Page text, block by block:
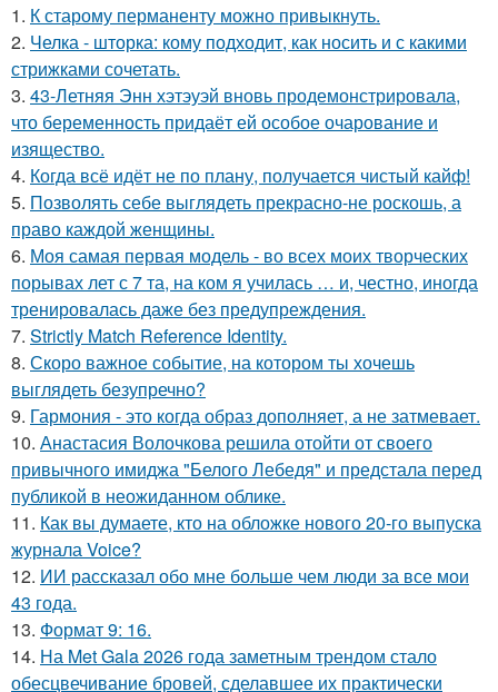
1. К старому перманенту можно привыкнуть.
2. Челка - шторка: кому подходит, как носить и с какими
стрижками сочетать.
3. 43-Летняя Энн хэтэуэй вновь продемонстрировала,
что беременность придаёт ей особое очарование и
изящество.
4. Когда всё идёт не по плану, получается чистый кайф!
5. Позволять себе выглядеть прекрасно-не роскошь, а
право каждой женщины.
6. Моя самая первая модель - во всех моих творческих
порывах лет с 7 та, на ком я училась … и, честно, иногда
тренировалась даже без предупреждения.
7. Strictly Match Reference Identity.
8. Скоро важное событие, на котором ты хочешь
выглядеть безупречно?
9. Гармония - это когда образ дополняет, а не затмевает.
10. Анастасия Волочкова решила отойти от своего
привычного имиджа "Белого Лебедя" и предстала перед
публикой в неожиданном облике.
11. Как вы думаете, кто на обложке нового 20-го выпуска
журнала Voice?
12. ИИ рассказал обо мне больше чем люди за все мои
43 года.
13. Формат 9: 16.
14. На Met Gala 2026 года заметным трендом стало
обесцвечивание бровей, сделавшее их практически